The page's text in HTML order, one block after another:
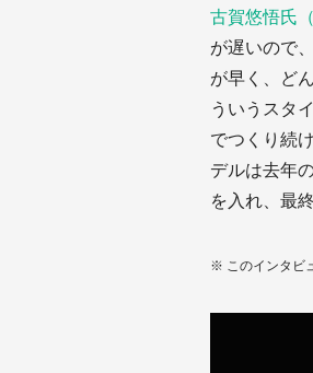
古賀悠悟氏
が遅いので
が早く、ど
ういうスタ
でつくり続
デルは去年
を入れ、最
※ このインタビ